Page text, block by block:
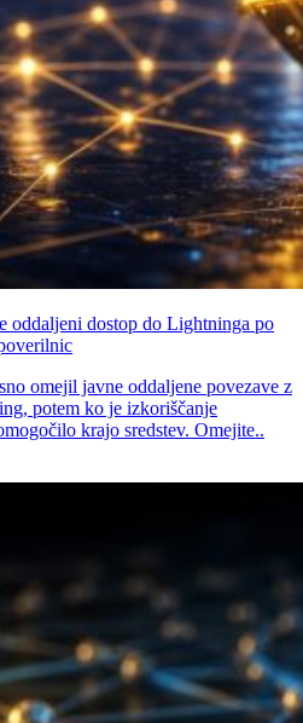
oddaljeni dostop do Lightninga po
omejil javne oddaljene povezave z
potem ko je izkoriščanje
krajo sredstev. Omejite..